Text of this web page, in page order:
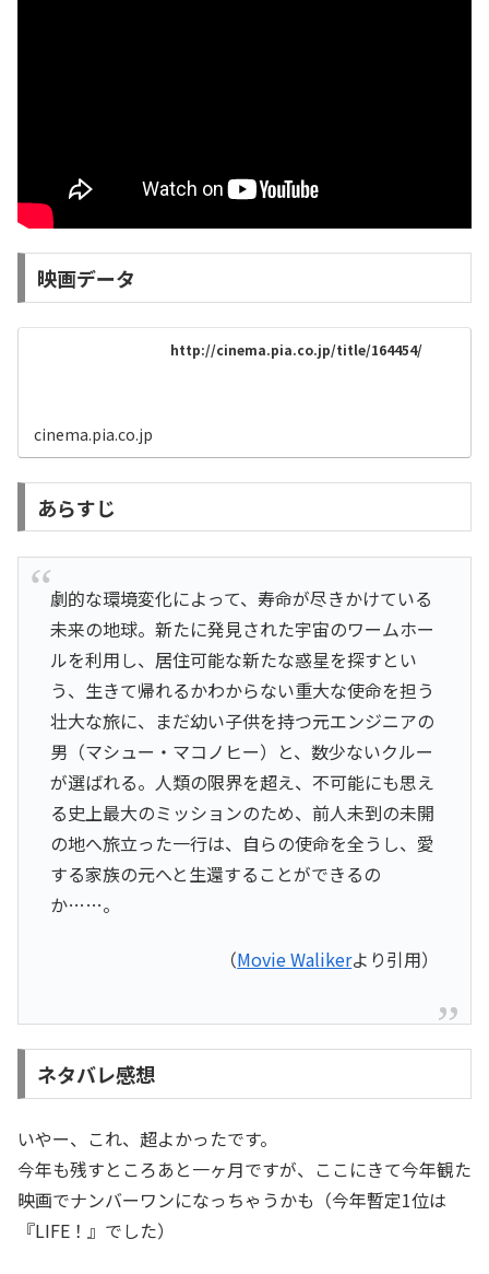
映画データ
http://cinema.pia.co.jp/title/164454/
cinema.pia.co.jp
あらすじ
劇的な環境変化によって、寿命が尽きかけている
未来の地球。新たに発見された宇宙のワームホー
ルを利用し、居住可能な新たな惑星を探すとい
う、生きて帰れるかわからない重大な使命を担う
壮大な旅に、まだ幼い子供を持つ元エンジニアの
男（マシュー・マコノヒー）と、数少ないクルー
が選ばれる。人類の限界を超え、不可能にも思え
る史上最大のミッションのため、前人未到の未開
の地へ旅立った一行は、自らの使命を全うし、愛
する家族の元へと生還することができるの
か……。
（Movie Walikerより引用）
ネタバレ感想
いやー、これ、超よかったです。
今年も残すところあと一ヶ月ですが、ここにきて今年観た
映画でナンバーワンになっちゃうかも（今年暫定1位は
『LIFE！』でした）